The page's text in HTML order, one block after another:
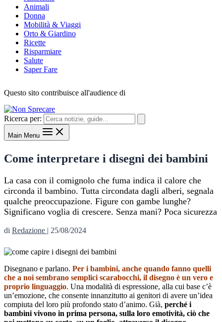
Animali
Donna
Mobilità & Viaggi
Orto & Giardino
Ricette
Risparmiare
Salute
Saper Fare
Questo sito contribuisce all'audience di
Ricerca per:
Main Menu
Come interpretare i disegni dei bambini
La casa con il comignolo che fuma indica il calore che
circonda il bambino. Tutta circondata dagli alberi, segnala
qualche preoccupazione. Figure con gambe lunghe?
Significano voglia di crescere. Senza mani? Poca sicurezza
di Redazione | 25/08/2024
Disegnano e parlano. Per i bambini, anche quando fanno quelli
che a noi sembrano semplici scarabocchi, il disegno è un vero e
proprio linguaggio. Una modalità di espressione, alla cui base c’è
un’emozione, che consente innanzitutto ai genitori di avere un’idea
compiuta del loro più profondo stato d’animo. Già, perché i
bambini vivono in prima persona, sulla loro emotività, ciò che